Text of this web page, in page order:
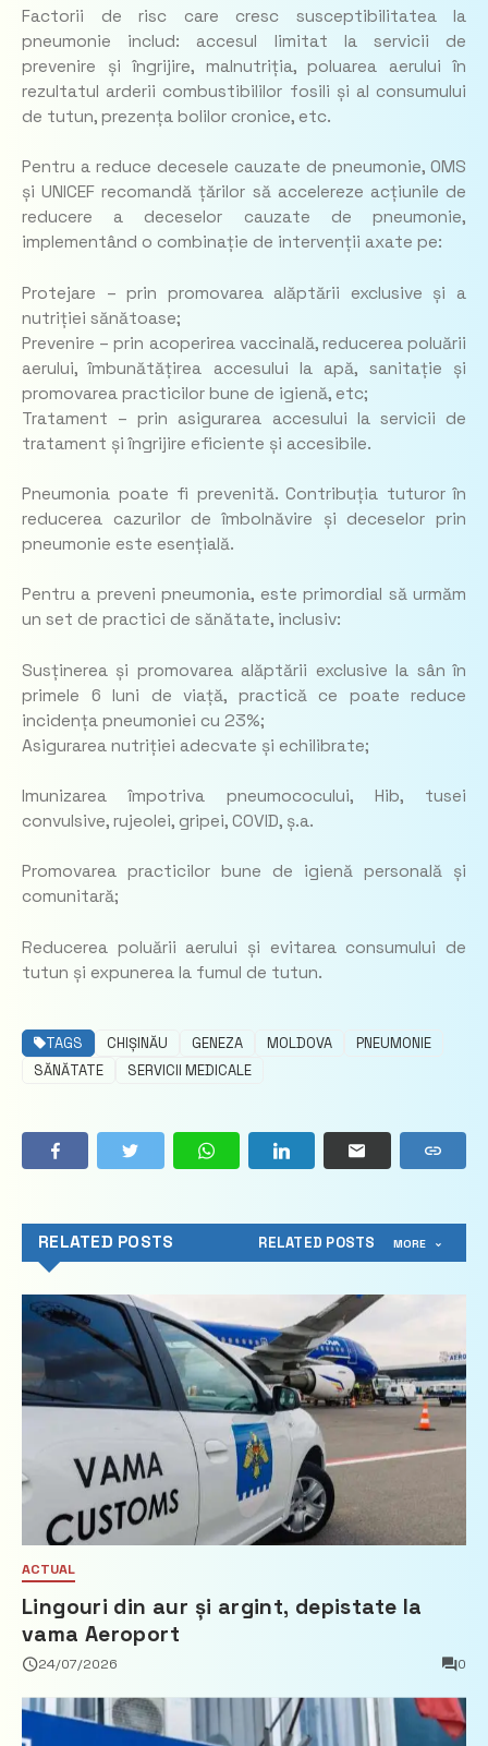
Factorii de risc care cresc susceptibilitatea la
pneumonie includ: accesul limitat la servicii de
prevenire și îngrijire, malnutriția, poluarea aerului în
rezultatul arderii combustibililor fosili și al consumului
de tutun, prezența bolilor cronice, etc.
Pentru a reduce decesele cauzate de pneumonie, OMS
și UNICEF recomandă țărilor să accelereze acțiunile de
reducere a deceselor cauzate de pneumonie,
implementând o combinație de intervenții axate pe:
Protejare – prin promovarea alăptării exclusive și a
nutriției sănătoase;
Prevenire – prin acoperirea vaccinală, reducerea poluării
aerului, îmbunătățirea accesului la apă, sanitație și
promovarea practicilor bune de igienă, etc;
Tratament – prin asigurarea accesului la servicii de
tratament și îngrijire eficiente și accesibile.
Pneumonia poate fi prevenită. Contribuția tuturor în
reducerea cazurilor de îmbolnăvire și deceselor prin
pneumonie este esențială.
Pentru a preveni pneumonia, este primordial să urmăm
un set de practici de sănătate, inclusiv:
Susținerea și promovarea alăptării exclusive la sân în
primele 6 luni de viață, practică ce poate reduce
incidența pneumoniei cu 23%;
Asigurarea nutriției adecvate și echilibrate;
Imunizarea împotriva pneumococului, Hib, tusei
convulsive, rujeolei, gripei, COVID, ș.a.
Promovarea practicilor bune de igienă personală și
comunitară;
Reducerea poluării aerului și evitarea consumului de
tutun și expunerea la fumul de tutun.
TAGS CHIȘINĂU GENEZA MOLDOVA
PNEUMONIE
SĂNĂTATE
SERVICII MEDICALE
RELATED POSTS RELATED POSTS MORE
ACTUAL
Lingouri din aur și argint, depistate la
vama Aeroport
24/07/2026 0